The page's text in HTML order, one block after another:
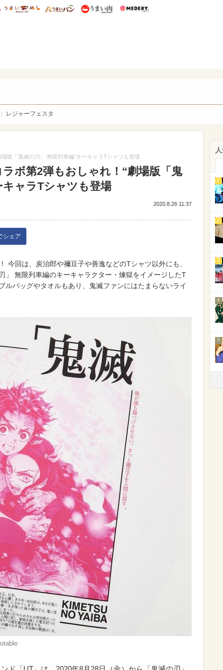
研 ディズニー特集
mimot. うまいめし うまいパン うまい肉
レジャーフェスタ
版「鬼滅の刃」 無限列車編”キーキャラTシャツも登場
ボ第2弾もおしゃれ！“劇場版「鬼
ャラTシャツも登場
2020.8.26 11:37
シェア
今回は、炭治郎や禰豆子や善逸などのTシャツ以外にも、
」 無限列車編のキーキャラクター・煉獄をイメージしたT
ルバッグやタオルもあり、鬼滅ファンにはたまらないライ
1
2
3
4
5